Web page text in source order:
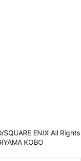
SQUARE ENIX All Rights
KOBO